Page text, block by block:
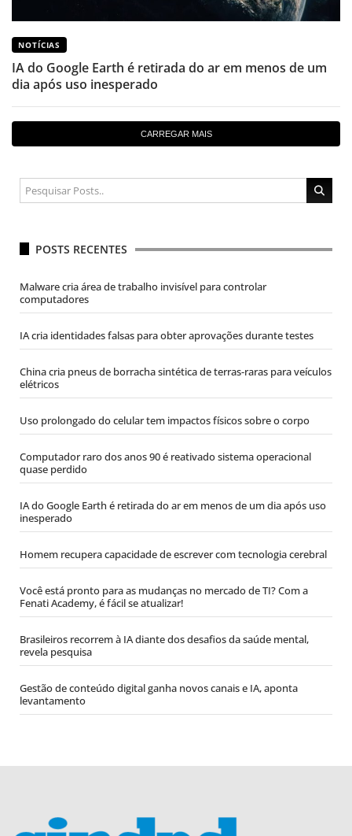
NOTÍCIAS
IA do Google Earth é retirada do ar em menos de um
dia após uso inesperado
CARREGAR MAIS
POSTS RECENTES
Malware cria área de trabalho invisível para controlar
computadores
IA cria identidades falsas para obter aprovações durante testes
China cria pneus de borracha sintética de terras-raras para veículos
elétricos
Uso prolongado do celular tem impactos físicos sobre o corpo
Computador raro dos anos 90 é reativado sistema operacional
quase perdido
IA do Google Earth é retirada do ar em menos de um dia após uso
inesperado
Homem recupera capacidade de escrever com tecnologia cerebral
Você está pronto para as mudanças no mercado de TI? Com a
Fenati Academy, é fácil se atualizar!
Brasileiros recorrem à IA diante dos desafios da saúde mental,
revela pesquisa
Gestão de conteúdo digital ganha novos canais e IA, aponta
levantamento